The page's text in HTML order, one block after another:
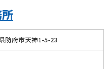
防府市天神1-5-23